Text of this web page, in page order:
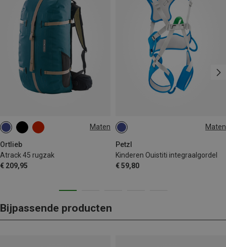
Maten
Ortlieb
Atrack 45 rugzak
€ 209,95
45L Maten
Petzl
Kinderen Ouistiti integraalgordel
€ 59,80
XXS-S
Bijpassende producten